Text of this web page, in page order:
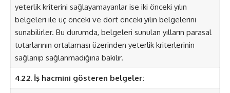
yeterlik kriterini sağlayamayanlar ise iki önceki yılın
belgeleri ile üç önceki ve dört önceki yılın belgelerini
sunabilirler. Bu durumda, belgeleri sunulan yılların parasal
tutarlarının ortalaması üzerinden yeterlik kriterlerinin
sağlanıp sağlanmadığına bakılır.
4.2.2. İş hacmini gösteren belgeler: